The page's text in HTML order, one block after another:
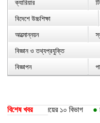
ক্যারিয়ার
বিদেশে উচ্চশিক্ষা
আত্মোন্নয়ন
বিজ্ঞান ও তথ্যপ্রযুক্তি
বিজ্ঞাপন
বিশেষ খবর
বিশ্ববিদ্যালয়ের ১০ বিভাগ ●ঢাকা